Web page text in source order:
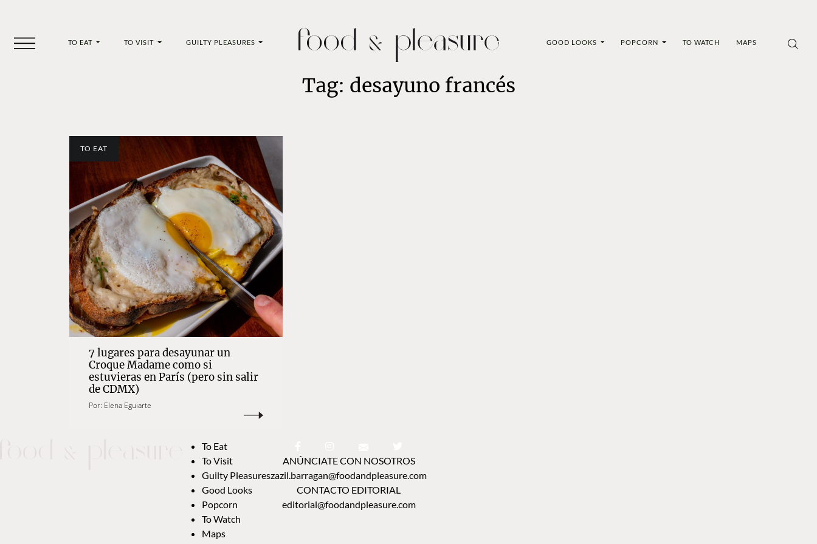
TO EAT TO VISIT GUILTY PLEASURES GOOD LOOKS POPCORN TO WATCH MAPS
Tag: desayuno francés
TO EAT
7 lugares para desayunar un
Croque Madame como si
estuvieras en París (pero sin salir
de CDMX)
Por: Elena Eguiarte
To Eat
To Visit
Guilty Pleasures
Good Looks
Popcorn
To Watch
Maps
ANÚNCIATE CON NOSOTROS
zazil.barragan@foodandpleasure.com
CONTACTO EDITORIAL
editorial@foodandpleasure.com